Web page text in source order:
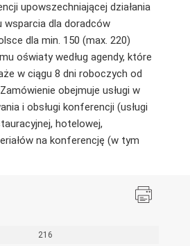
upowszechniającej działania
wsparcia dla doradców
dla min. 150 (max. 220)
oświaty według agendy, które
w ciągu 8 dni roboczych od
obejmuje usługi w
i obsługi konferencji (usługi
hotelowej,
na konferencję (w tym
216